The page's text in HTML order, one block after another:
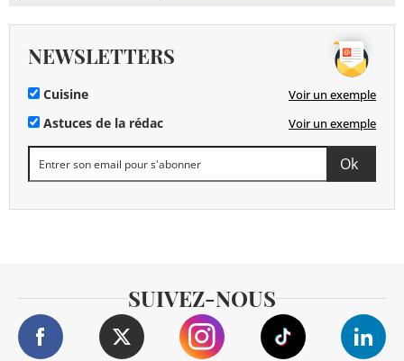
NEWSLETTERS
Cuisine Voir un exemple
Astuces de la rédac Voir un exemple
SUIVEZ-NOUS